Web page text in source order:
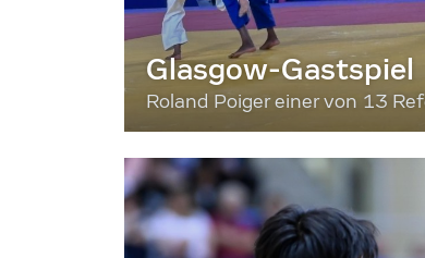
Glasgow-Gastspiel
Roland Poiger einer von 13